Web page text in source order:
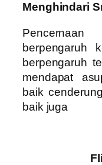
Menghindari
berpengaruh
berpengaruh
mendapat
baik
baik juga